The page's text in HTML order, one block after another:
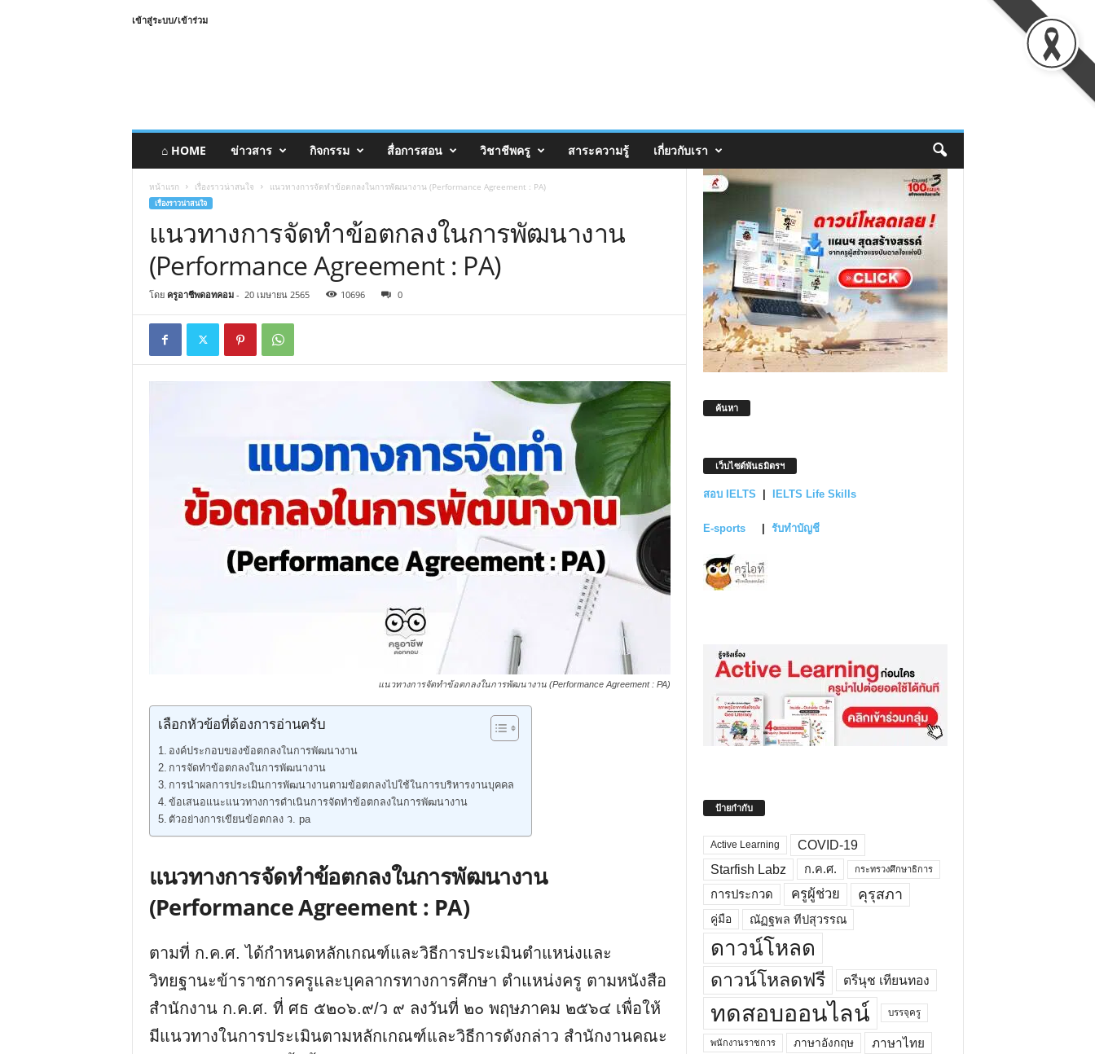
เข้าสู่ระบบ/เข้าร่วม
⌂ HOME ข่าวสาร กิจกรรม สื่อการสอน วิชาชีพครู สาระความรู้ เกี่ยวกับเรา
หน้าแรก เรื่องราวน่าสนใจ แนวทางการจัดทำข้อตกลงในการพัฒนางาน (Performance Agreement : PA)
เรื่องราวน่าสนใจ
แนวทางการจัดทำข้อตกลงในการพัฒนางาน
(Performance Agreement : PA)
โดย ครูอาชีพดอทคอม- 20 เมษายน 2565 10696 0
แนวทางการจัดทำข้อตกลงในการพัฒนางาน (Performance Agreement : PA)
เลือกหัวข้อที่ต้องการอ่านครับ
องค์ประกอบของข้อตกลงในการพัฒนางาน
การจัดทำข้อตกลงในการพัฒนางาน
การนำผลการประเมินการพัฒนางานตามข้อตกลงไปใช้ในการบริหารงานบุคคล
ข้อเสนอแนะแนวทางการดำเนินการจัดทำข้อตกลงในการพัฒนางาน
ตัวอย่างการเขียนข้อตกลง ว. pa
แนวทางการจัดทำข้อตกลงในการพัฒนางาน
(Performance Agreement : PA)
ตามที่ ก.ค.ศ. ได้กำหนดหลักเกณฑ์และวิธีการประเมินตำแหน่งและ
วิทยฐานะข้าราชการครูและบุคลากรทางการศึกษา ตำแหน่งครู ตามหนังสือ
สำนักงาน ก.ค.ศ. ที่ ศธ ๕๒๐๖.๙/ว ๙ ลงวันที่ ๒๐ พฤษภาคม ๒๕๖๔ เพื่อให้
มีแนวทางในการประเมินตามหลักเกณฑ์และวิธีการดังกล่าว สำนักงานคณะ
ค้นหา
เว็บไซต์พันธมิตรฯ
สอบ IELTS IELTS Life Skills
E-sports รับทำบัญชี
ป้ายกำกับ
Active Learning
COVID-19
Starfish Labz
ก.ค.ศ. กระทรวงศึกษาธิการ
การประกวด ครูผู้ช่วย คุรุสภา
คู่มือ ณัฏฐพล ทีปสุวรรณ
ดาวน์โหลด
ดาวน์โหลดฟรี ตรีนุช เทียนทอง
ทดสอบออนไลน์ บรรจุครู
พนักงานราชการ ภาษาอังกฤษ ภาษาไทย